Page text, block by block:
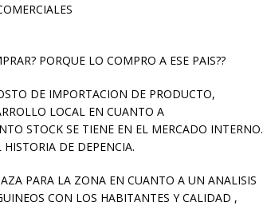
PORQUE LO COMPRO A ESE PAIS??
DE IMPORTACION DE PRODUCTO,
LOCAL EN CUANTO A
STOCK SE TIENE EN EL MERCADO INTERNO.
DE DEPENCIA.
PARA LA ZONA EN CUANTO A UN ANALISIS
CON LOS HABITANTES Y CALIDAD ,